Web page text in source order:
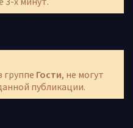
группе Гости, не могут
публикации.